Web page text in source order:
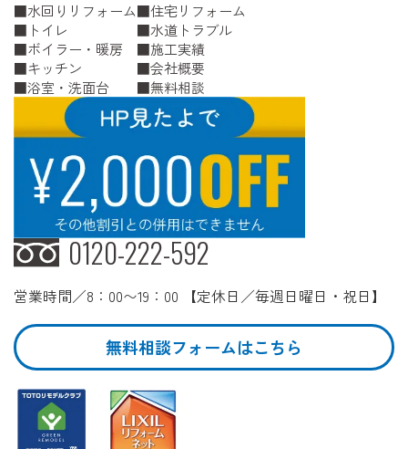
水回りリフォーム
トイレ
ボイラー・暖房
キッチン
浴室・洗面台
住宅リフォーム
水道トラブル
施工実績
会社概要
無料相談
0120-222-592
営業時間／8：00〜19：00 【定休日／毎週日曜日・祝日】
無料相談フォームはこちら